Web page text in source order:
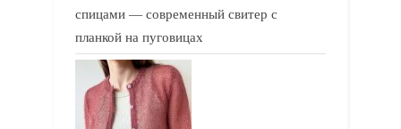
спицами — современный свитер с
планкой на пуговицах